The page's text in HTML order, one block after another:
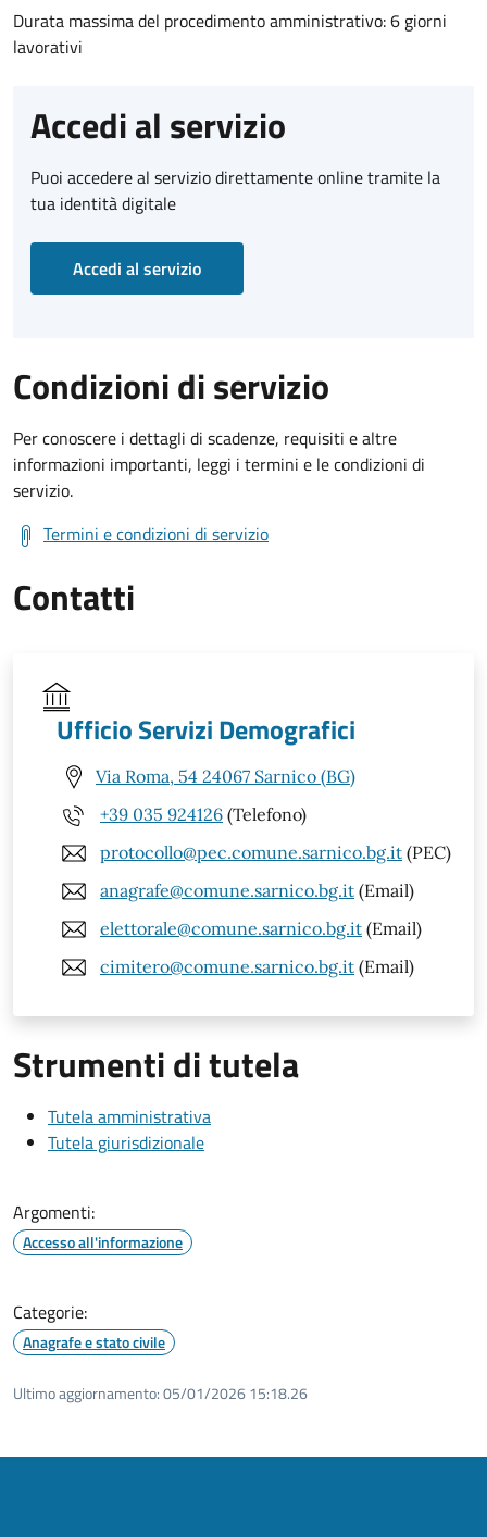
Durata massima del procedimento amministrativo: 6 giorni
lavorativi
Accedi al servizio
Puoi accedere al servizio direttamente online tramite la
tua identità digitale
Accedi al servizio
Condizioni di servizio
Per conoscere i dettagli di scadenze, requisiti e altre
informazioni importanti, leggi i termini e le condizioni di
servizio.
Termini e condizioni di servizio
Contatti
Ufficio Servizi Demografici
Via Roma, 54 24067 Sarnico (BG)
+39 035 924126 (Telefono)
protocollo@pec.comune.sarnico.bg.it (PEC)
anagrafe@comune.sarnico.bg.it (Email)
elettorale@comune.sarnico.bg.it (Email)
cimitero@comune.sarnico.bg.it (Email)
Strumenti di tutela
Tutela amministrativa
Tutela giurisdizionale
Argomenti:
Accesso all'informazione
Categorie:
Anagrafe e stato civile
Ultimo aggiornamento:05/01/2026 15:18.26